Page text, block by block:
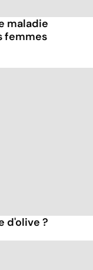
maladie
femmes
d'olive ?